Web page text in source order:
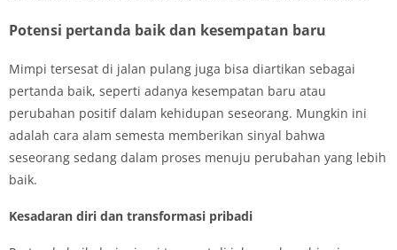
Potensi pertanda baik dan kesempatan baru
Mimpi tersesat di jalan pulang juga bisa diartikan sebagai
pertanda baik, seperti adanya kesempatan baru atau
perubahan positif dalam kehidupan seseorang. Mungkin ini
adalah cara alam semesta memberikan sinyal bahwa
seseorang sedang dalam proses menuju perubahan yang lebih
baik.
Kesadaran diri dan transformasi pribadi